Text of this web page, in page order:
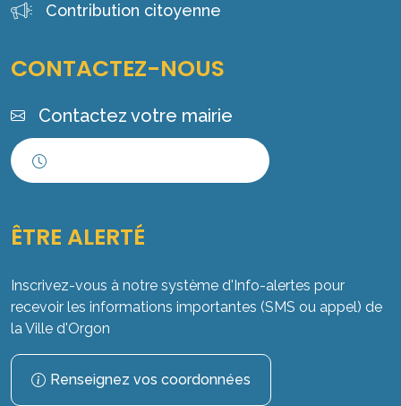
Contribution citoyenne
CONTACTEZ-NOUS
Contactez votre mairie
ÊTRE ALERTÉ
Inscrivez-vous à notre système d'Info-alertes pour
recevoir les informations importantes (SMS ou appel) de
la Ville d'Orgon
Renseignez vos coordonnées